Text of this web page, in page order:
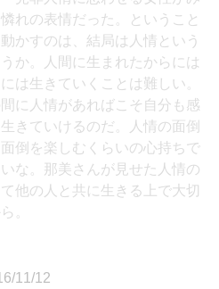
れの表情だった。ということ
かすのは、結局は人情という
か。人間に生まれたからには
は生きていくことは難しい。
に人情があればこそ自分も感
きていけるのだ。人情の面倒
倒を楽しむくらいの心持ちで
な。那美さんが見せた人情の
他の人と共に生きる上で大切
。
11/12